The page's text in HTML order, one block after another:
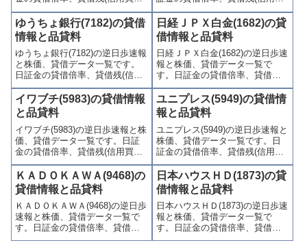
残、信用売残)、品貸料(逆日
歩)、東証の週末残高、規制(注意
喚起・申込停止)など、空売り関
連情報を集計し、図解でわかり
やすくまとめて掲載していま
す。
残、信用売残)、品貸料(逆日
歩)、東証の週末残高、規制(注意
喚起・申込停止)など、空売り関
連情報を集計し、図解でわかり
やすくまとめて掲載していま
す。
ゆうちょ銀行(7182)の貸借
情報と品貸料
ゆうちょ銀行(7182)の逆日歩速報
と株価、貸借データ一覧です。
日証金の貸借倍率、貸借残(信用
買残、信用売残)、品貸料(逆日
歩)、東証の週末残高、規制(注意
喚起・申込停止)など、空売り関
連情報を集計し、図解でわかり
やすくまとめて掲載していま
す。
日経ＪＰＸ白金(1682)の貸
借情報と品貸料
日経ＪＰＸ白金(1682)の逆日歩速
報と株価、貸借データ一覧で
す。日証金の貸借倍率、貸借残
(信用買残、信用売残)、品貸料
(逆日歩)、東証の週末残高、規制
(注意喚起・申込停止)など、空売
り関連情報を集計し、図解でわ
かりやすくまとめて掲載してい
ます。
イワブチ(5983)の貸借情報
と品貸料
イワブチ(5983)の逆日歩速報と株
価、貸借データ一覧です。日証
金の貸借倍率、貸借残(信用買
残、信用売残)、品貸料(逆日
歩)、東証の週末残高、規制(注意
喚起・申込停止)など、空売り関
連情報を集計し、図解でわかり
やすくまとめて掲載していま
す。
ユニプレス(5949)の貸借情
報と品貸料
ユニプレス(5949)の逆日歩速報と
株価、貸借データ一覧です。日
証金の貸借倍率、貸借残(信用買
残、信用売残)、品貸料(逆日
歩)、東証の週末残高、規制(注意
喚起・申込停止)など、空売り関
連情報を集計し、図解でわかり
やすくまとめて掲載していま
す。
ＫＡＤＯＫＡＷＡ(9468)の
貸借情報と品貸料
ＫＡＤＯＫＡＷＡ(9468)の逆日歩
速報と株価、貸借データ一覧で
す。日証金の貸借倍率、貸借残
(信用買残、信用売残)、品貸料
日本ハウスＨＤ(1873)の貸
借情報と品貸料
日本ハウスＨＤ(1873)の逆日歩速
報と株価、貸借データ一覧で
す。日証金の貸借倍率、貸借残
(信用買残、信用売残)、品貸料